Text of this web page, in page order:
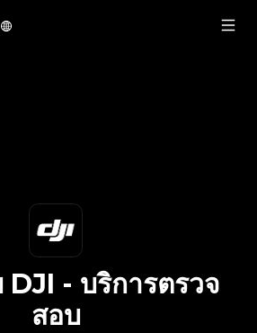
DJI - บริการตรวจ
สอบ